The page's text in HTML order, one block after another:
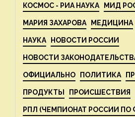
КОСМОС - РИА НАУКА МИД
МАРИЯ ЗАХАРОВА МЕДИЦИНА
НАУКА НОВОСТИ РОССИИ
НОВОСТИ
ОФИЦИАЛЬНО ПОЛИТИКА
ПРОДУКТЫ ПРОИСШЕСТВИЯ
РПЛ (ЧЕМПИОНАТ РОССИИ ПО